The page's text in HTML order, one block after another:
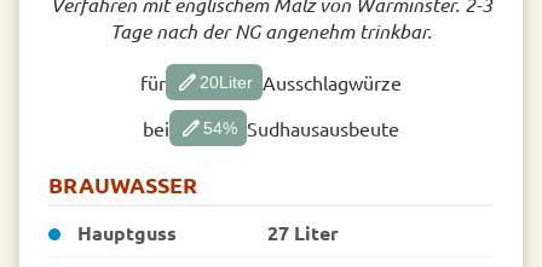
Tage nach der NG angenehm trinkbar.
für edit 20Liter Ausschlagwürze
bei edit 54% Sudhausausbeute
BRAUWASSER
Hauptguss
27 Liter